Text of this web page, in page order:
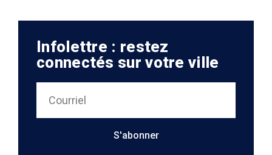
Infolettre : restez
connectés sur votre ville
S'abonner